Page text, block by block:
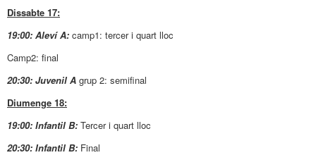
Dissabte 17:
19:00: Aleví A: camp1: tercer i quart lloc
Camp2: final
20:30: Juvenil A grup 2: semifinal
Diumenge 18:
19:00: Infantil B: Tercer i quart lloc
20:30: Infantil B: Final